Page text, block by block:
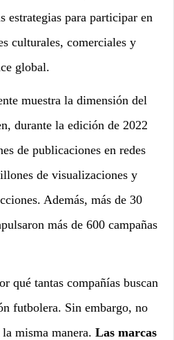
estrategias para participar en
culturales, comerciales y
global.
muestra la dimensión del
durante la edición de 2022
de publicaciones en redes
de visualizaciones y
Además, más de 30
más de 600 campañas
qué tantas compañías buscan
futbolera. Sin embargo, no
misma manera. Las marcas